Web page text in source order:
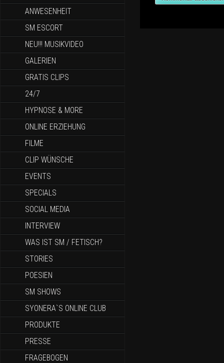
ANWESENHEIT
SM ESCORT
NEU!!! MUSIKVIDEO
GALERIEN
GRATIS CLIPS
24/7
HYPNOSE & MORE
ONLINE ERZIEHUNG
FILME
CLIP WÜNSCHE
EVENTS
SPECIALS
SOCIAL MEDIA
INTERVIEW
WAS IST SM / FETISCH?
STORIES
POESIEN
SM SHOWS
SYONERA`S ONLINE CLUB
PRODUKTE
PRESSE
FRAGEBOGEN